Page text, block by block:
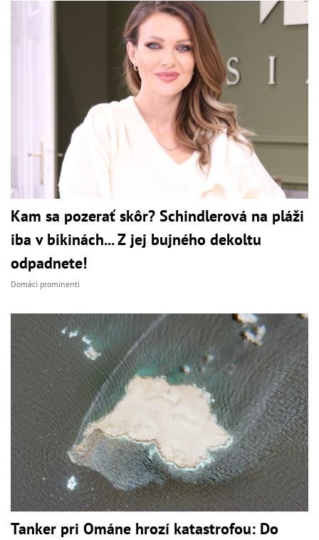
Kam sa pozerať skôr? Schindlerová na pláži
iba v bikinách... Z jej bujného dekoltu
odpadnete!
Domáci prominenti
Tanker pri Ománe hrozí katastrofou: Do